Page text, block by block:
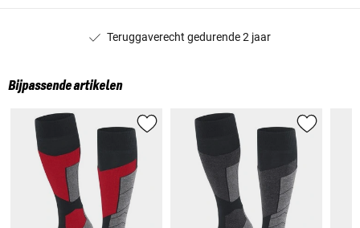
Teruggaverecht gedurende 2 jaar
Bijpassende artikelen